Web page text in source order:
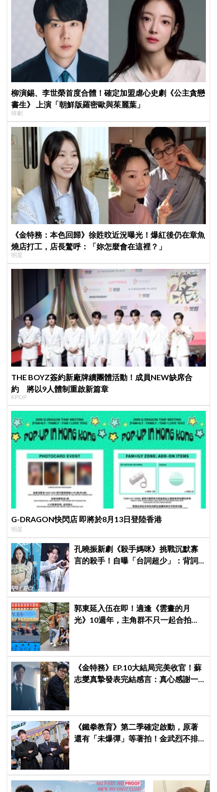
柳演錫、李世榮首度合體！確定加盟虐心史劇《公主貪戀
書生》 上演「朝鮮版羅密歐與茱麗葉」
韓劇
《金特務：本色回歸》徐貹旼近況曝光！爆紅後仍在章魚
燒店打工，店長驚呼：「妳怎麼會在這裡？」
明星
THE BOYZ簽約新廠牌續團體活動！成員NEW缺席合
約 將以9人體制重啟新篇章
KPOP
G-DRAGON快閃店 即將於8月13日登陸香港
明星
孔曉振新劇《殺手媽咪》挑戰沉默寡
言的殺手！自曝「台詞超少」：背詞
郭東延入伍在即！適逢《雲畫的月
光》10週年，主角群不只一起合拍畫
《金特務》EP.10大結局完美收官！蘇
志燮真摯發表完結感言：真心感謝一
《鐵拳教育》第二季確定啟動，原著
還有「未爆彈」等著拍！金武烈不排